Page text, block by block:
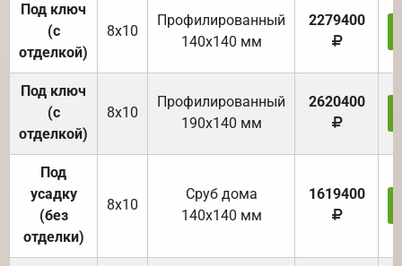
Под ключ
(с
отделкой)
8х10
Профилированный
140х140 мм
2279400
Под ключ
(с
отделкой)
8х10
Профилированный
190х140 мм
2620400
Под
усадку
(без
отделки)
8х10
Cруб дома
140х140 мм
1619400